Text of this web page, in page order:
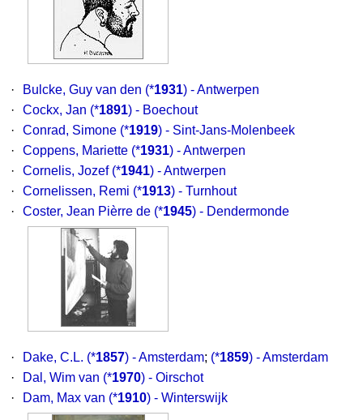
· Bulcke, Guy van den (*1931) - Antwerpen
·
Cockx, Jan (*1891) - Boechout
·
Conrad, Simone (*1919) - Sint-Jans-Molenbeek
·
Coppens, Mariette (*1931) - Antwerpen
·
Cornelis, Jozef (*1941) - Antwerpen
·
Cornelissen, Remi (*1913) - Turnhout
·
Coster, Jean Pièrre de (*1945) - Dendermonde
· Dake, C.L. (*1857) - Amsterdam; (*1859) - Amsterdam
·
Dal, Wim van (*1970) - Oirschot
·
Dam, Max van (*1910) - Winterswijk